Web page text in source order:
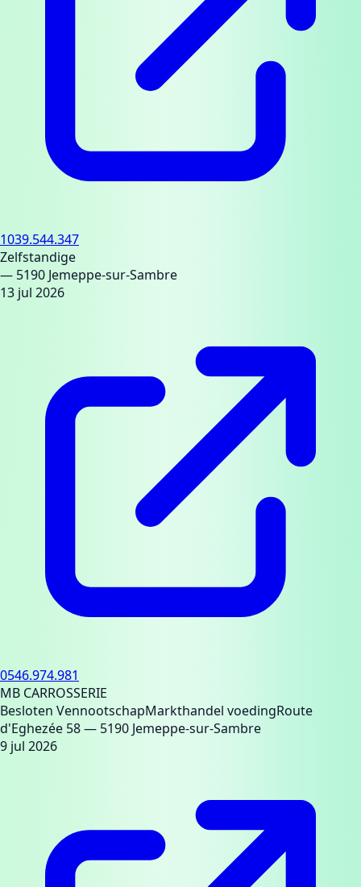
1039.544.347
Zelfstandige
— 5190 Jemeppe-sur-Sambre
13 jul 2026
0546.974.981
MB CARROSSERIE
Besloten VennootschapMarkthandel voedingRoute
d'Eghezée 58— 5190 Jemeppe-sur-Sambre
9 jul 2026